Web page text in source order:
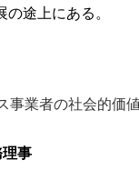
途上にある。
事業者の社会的
事